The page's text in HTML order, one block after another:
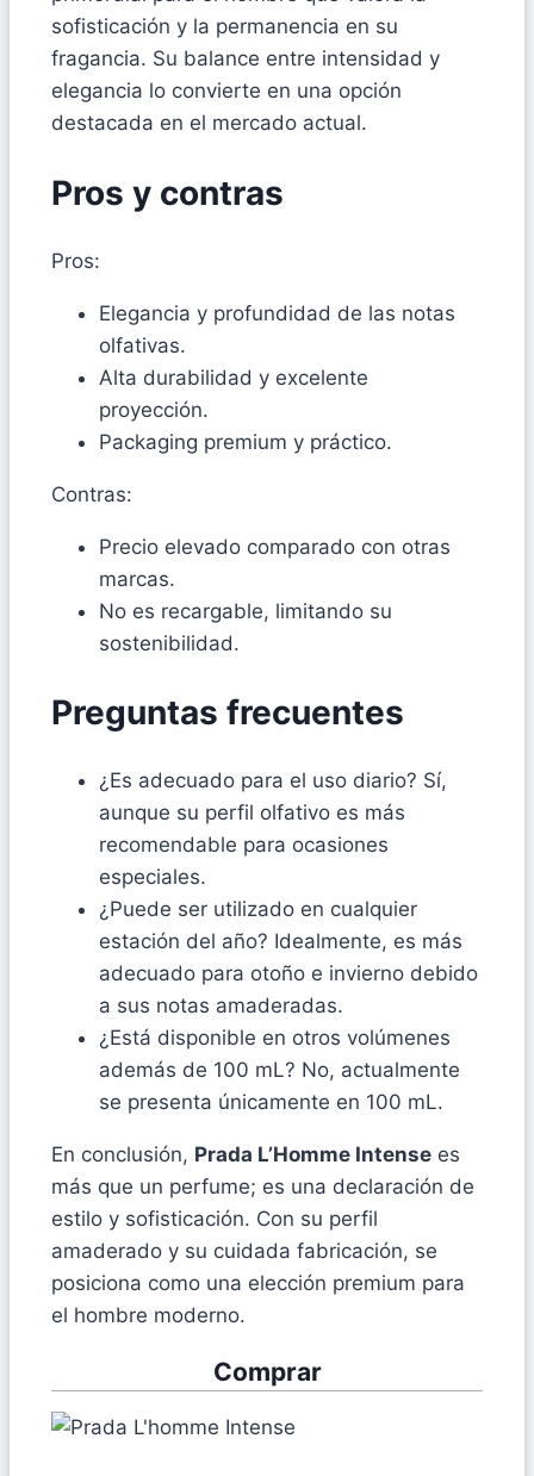
sofisticación y la permanencia en su
fragancia. Su balance entre intensidad y
elegancia lo convierte en una opción
destacada en el mercado actual.
Pros y contras
Pros:
Elegancia y profundidad de las notas
olfativas.
Alta durabilidad y excelente
proyección.
Packaging premium y práctico.
Contras:
Precio elevado comparado con otras
marcas.
No es recargable, limitando su
sostenibilidad.
Preguntas frecuentes
¿Es adecuado para el uso diario? Sí,
aunque su perfil olfativo es más
recomendable para ocasiones
especiales.
¿Puede ser utilizado en cualquier
estación del año? Idealmente, es más
adecuado para otoño e invierno debido
a sus notas amaderadas.
¿Está disponible en otros volúmenes
además de 100 mL? No, actualmente
se presenta únicamente en 100 mL.
En conclusión, Prada L’Homme Intense es
más que un perfume; es una declaración de
estilo y sofisticación. Con su perfil
amaderado y su cuidada fabricación, se
posiciona como una elección premium para
el hombre moderno.
Comprar